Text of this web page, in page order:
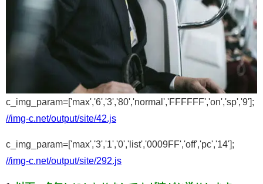
c_img_param=['max','6','3','80','normal','FFFFFF','on','sp','9'];
//img-c.net/output/site/42.js
c_img_param=['max','3','1','0','list','0009FF','off','pc','14'];
//img-c.net/output/site/292.js